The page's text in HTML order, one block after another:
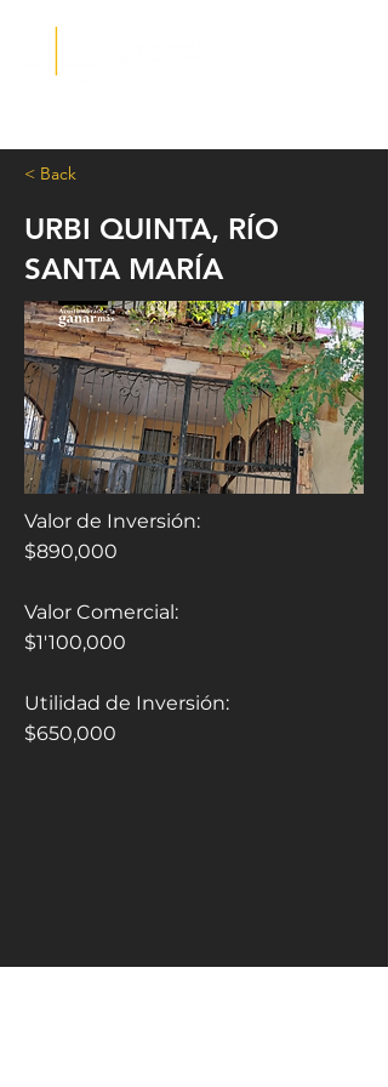
< Back
URBI QUINTA, RÍO
SANTA MARÍA
Valor de Inversión:
$890,000
Valor Comercial:
$1'100,000
Utilidad de Inversión:
$650,000